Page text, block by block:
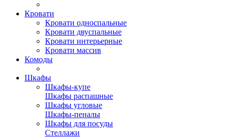
Кровати
Кровати односпальные
Кровати двуспальные
Кровати интерьерные
Кровати массив
Комоды
Шкафы
Шкафы-купе
Шкафы распашные
Шкафы угловые
Шкафы-пеналы
Шкафы для посуды
Стеллажи